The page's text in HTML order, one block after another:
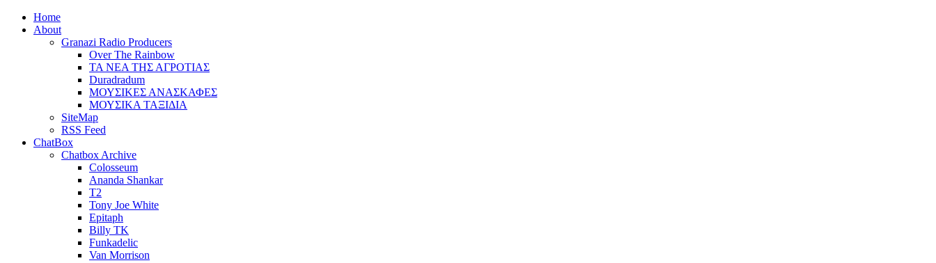
Home
About
Granazi Radio Producers
Over The Rainbow
ΤΑ ΝΕΑ ΤΗΣ ΑΓΡΟΤΙΑΣ
Duradradum
ΜΟΥΣΙΚΕΣ ΑΝΑΣΚΑΦΕΣ
ΜΟΥΣΙΚΑ ΤΑΞΙΔΙΑ
SiteMap
RSS Feed
ChatBox
Chatbox Archive
Colosseum
Ananda Shankar
T2
Tony Joe White
Epitaph
Billy TK
Funkadelic
Van Morrison